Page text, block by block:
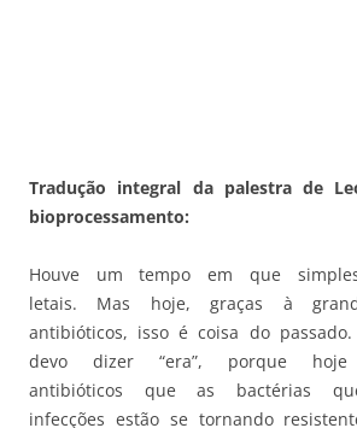
Tradução integral da palestra de
bioprocessamento:
Houve um tempo em que
letais. Mas hoje, graças à
antibióticos, isso é coisa do
devo dizer “era”, porque hoje
antibióticos que as bactérias
infecções estão se tornando